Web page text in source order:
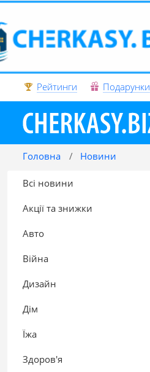
Рейтинги Подарунки
Головна Новини
Всі новини
Акції та знижки
Авто
Війна
Дизайн
Дім
Їжа
Здоров'я